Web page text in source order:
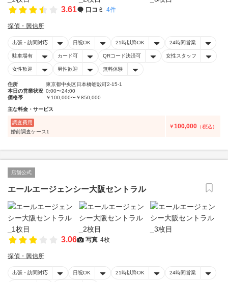
3.61 口コミ 4件
探偵・興信所
出張・訪問対応 日祝OK 21時以降OK 24時間営業
駐車場有 カード可 QRコード決済可 女性スタッフ
女性歓迎 男性歓迎 無料体験
住所
東京都中央区日本橋蛎殻町2-15-1
本日の営業状況 0:00〜24:00
価格帯
￥100,000〜￥850,000
主な料金・サービス
調査費用
婚前調査ケース1
￥100,000 （税込）
店舗公式
エールエージェンシー大阪セントラル
3.06 写真 4枚
探偵・興信所
出張・訪問対応 日祝OK 21時以降OK 24時間営業